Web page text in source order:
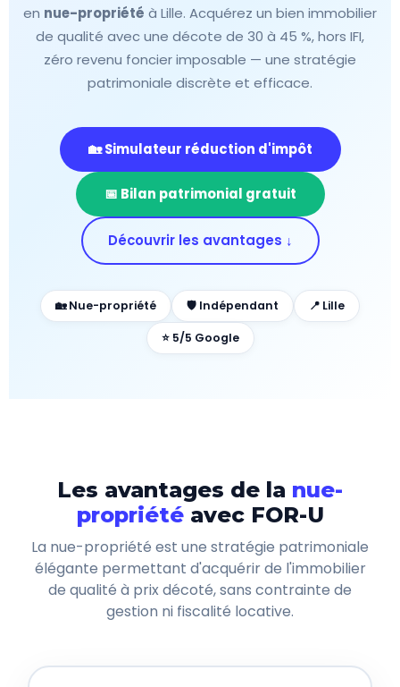
en nue-propriété à Lille. Acquérez un bien immobilier
de qualité avec une décote de 30 à 45 %, hors IFI,
zéro revenu foncier imposable — une stratégie
patrimoniale discrète et efficace.
🏡 Simulateur réduction d'impôt
📅 Bilan patrimonial gratuit
Découvrir les avantages ↓
🏡 Nue-propriété 🛡️ Indépendant 📍 Lille
⭐ 5/5 Google
Les avantages de la nue-
propriétéavec FOR-U
La nue-propriété est une stratégie patrimoniale
élégante permettant d'acquérir de l'immobilier
de qualité à prix décoté, sans contrainte de
gestion ni fiscalité locative.